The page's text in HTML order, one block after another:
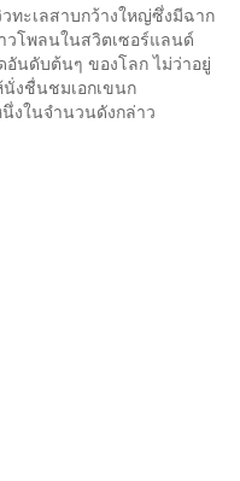
ทะเลสาบกว้างใหญ่ซึ่งมีฉาก
วโพลนในสวิตเซอร์แลนด์
อันดับต้นๆ ของโลก ไม่ว่าอยู่
นั่งชื่นชมเอกเขนก
งในจำนวนดังกล่าว